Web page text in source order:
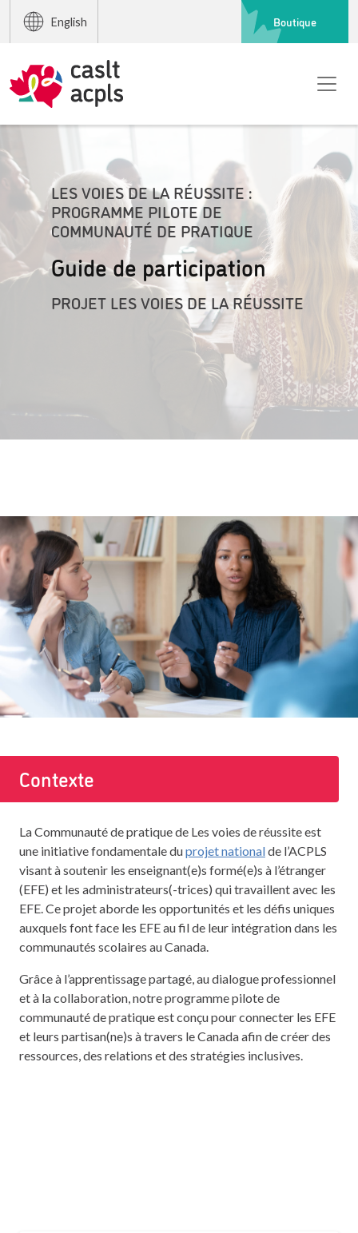
English Boutique
LES VOIES DE LA RÉUSSITE :
PROGRAMME PILOTE DE
COMMUNAUTÉ DE PRATIQUE
Guide de participation
PROJET LES VOIES DE LA RÉUSSITE
Contexte
La Communauté de pratique de Les voies de réussite est
une initiative fondamentale duprojet nationalde l’ACPLS
visant à soutenir les enseignant(e)s formé(e)s à l’étranger
(EFE) et les administrateurs(-trices) qui travaillent avec les
EFE. Ce projet aborde les opportunités et les défis uniques
auxquels font face les EFE au fil de leur intégration dans les
communautés scolaires au Canada.
Grâce à l’apprentissage partagé, au dialogue professionnel
et à la collaboration, notre programme pilote de
communauté de pratique est conçu pour connecter les EFE
et leurs partisan(ne)s à travers le Canada afin de créer des
ressources, des relations et des stratégies inclusives.